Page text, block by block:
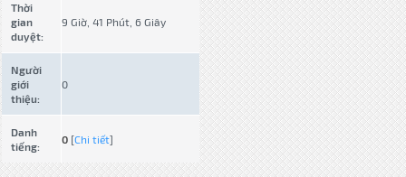
Thời
gian
duyệt:
9 Giờ, 41 Phút, 6 Giây
Người
giới
thiệu:
0
Danh
tiếng:
0 [Chi tiết]